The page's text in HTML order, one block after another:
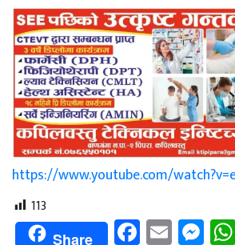
https://www.youtube.com/
113
Share Facebook
Email